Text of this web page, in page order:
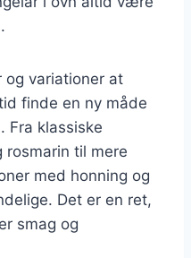
variationer at
finde en ny måde
Fra klassiske
rosmarin til mere
med honning og
Det er en ret,
smag og